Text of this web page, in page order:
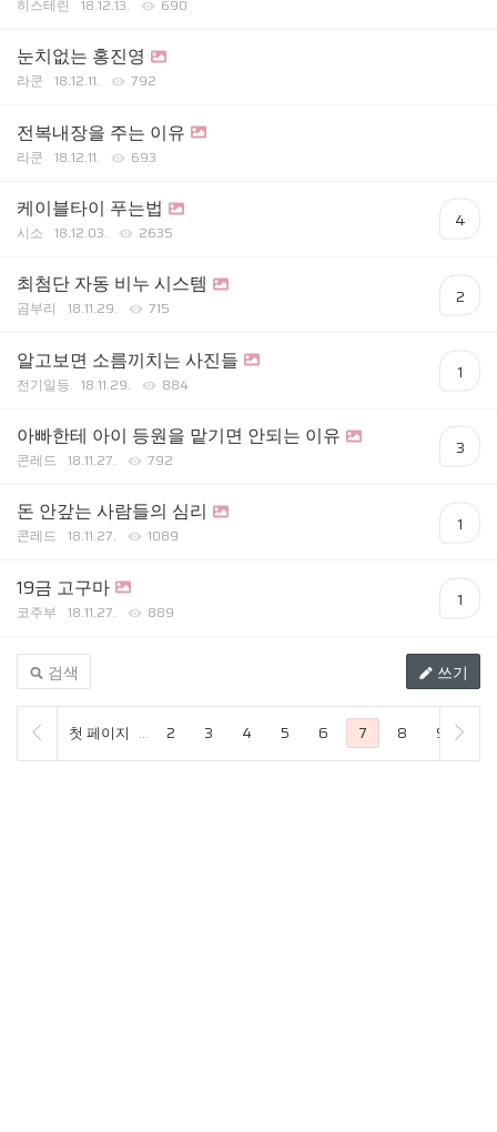
히스테린 18.12.13. 690
눈치없는 홍진영
라쿤 18.12.11. 792
전복내장을 주는 이유
라쿤 18.12.11. 693
케이블타이 푸는법
시소 18.12.03. 2635
4
최첨단 자동 비누 시스템
곰부리 18.11.29. 715
2
알고보면 소름끼치는 사진들
전기일등 18.11.29. 884
1
아빠한테 아이 등원을 맡기면 안되는 이유
콘레드 18.11.27. 792
3
돈 안갚는 사람들의 심리
콘레드 18.11.27. 1089
1
19금 고구마
코주부 18.11.27. 889
1
검색 쓰기
첫 페이지 ... 2 3 4 5 6 7 8 9